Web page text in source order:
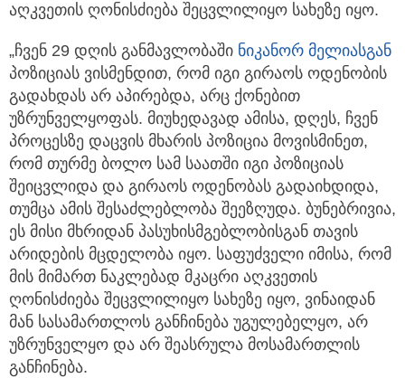
აღკვეთის ღონისძიება შეცვლილიყო სახეზე იყო.
„ჩვენ 29 დღის განმავლობაში ნიკანორ მელიასგან
პოზიციას ვისმენდით, რომ იგი გირაოს ოდენობის
გადახდას არ აპირებდა, არც ქონებით
უზრუნველყოფას. მიუხედავად ამისა, დღეს, ჩვენ
პროცესზე დაცვის მხარის პოზიცია მოვისმინეთ,
რომ თურმე ბოლო სამ საათში იგი პოზიციას
შეიცვლიდა და გირაოს ოდენობას გადაიხდიდა,
თუმცა ამის შესაძლებლობა შეეზღუდა. ბუნებრივია,
ეს მისი მხრიდან პასუხისმგებლობისგან თავის
არიდების მცდელობა იყო. საფუძველი იმისა, რომ
მის მიმართ ნაკლებად მკაცრი აღკვეთის
ღონისძიება შეცვლილიყო სახეზე იყო, ვინაიდან
მან სასამართლოს განჩინება უგულებელყო, არ
უზრუნველყო და არ შეასრულა მოსამართლის
განჩინება.